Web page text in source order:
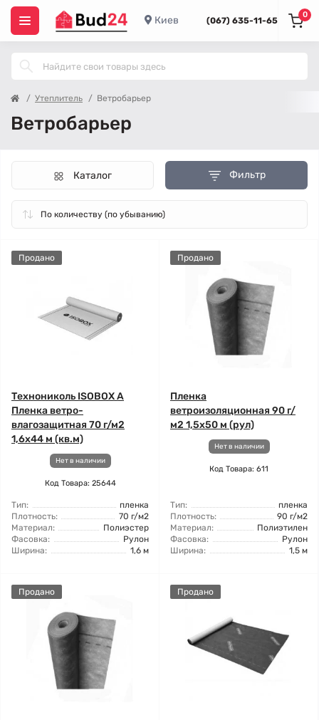
Киев (067) 635-11-65
0
Утеплитель Ветробарьер
Ветробарьер
Фильтр
Каталог
Продано
Технониколь ISOBOX А
Пленка ветро-
влагозащитная 70 г/м2
1,6x44 м (кв.м)
Нет в наличии
Код Товара: 25644
Тип:
пленка
Плотность:
70 г/м2
Материал:
Полиэстер
Фасовка:
Рулон
Ширина:
1,6 м
Продано
Пленка
ветроизоляционная 90 г/
м2 1,5x50 м (рул)
Нет в наличии
Код Товара: 611
Тип:
пленка
Плотность:
90 г/м2
Материал:
Полиэтилен
Фасовка:
Рулон
Ширина:
1,5 м
Продано Продано